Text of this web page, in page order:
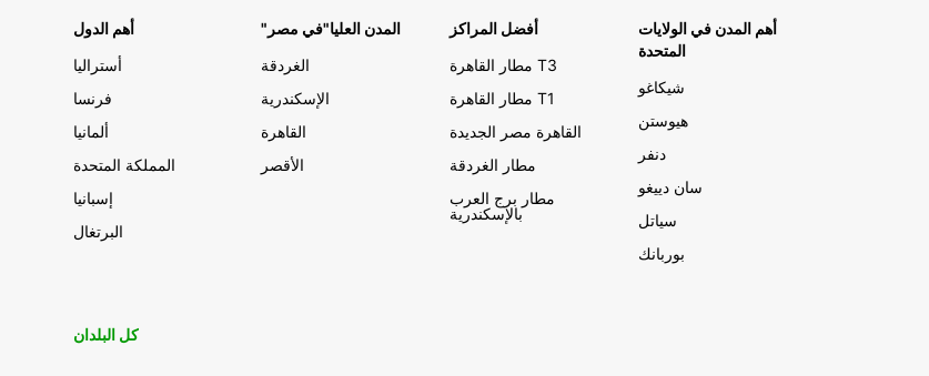
أهم الدول
أستراليا
فرنسا
ألمانيا
المملكة المتحدة
إسبانيا
البرتغال
"المدن العليا"في مصر
الغردقة
الإسكندرية
القاهرة
الأقصر
أفضل المراكز
مطار القاهرة T3
مطار القاهرة T1
القاهرة مصر الجديدة
مطار الغردقة
مطار برج العرب
بالإسكندرية
أهم المدن في الولايات
المتحدة
شيكاغو
هيوستن
دنفر
سان دييغو
سياتل
بوربانك
كل البلدان